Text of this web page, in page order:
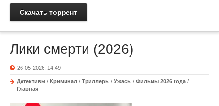
Скачать торрент
Лики смерти (2026)
26-05-2026, 14:49
Детективы / Криминал / Триллеры / Ужасы / Фильмы 2026 года /
Главная